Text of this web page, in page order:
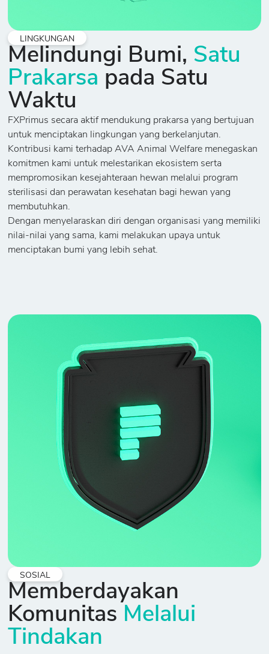
LINGKUNGAN
Melindungi Bumi, Satu
Prakarsa pada Satu
Waktu
FXPrimus secara aktif mendukung prakarsa yang bertujuan
untuk menciptakan lingkungan yang berkelanjutan.
Kontribusi kami terhadap AVA Animal Welfare menegaskan
komitmen kami untuk melestarikan ekosistem serta
mempromosikan kesejahteraan hewan melalui program
sterilisasi dan perawatan kesehatan bagi hewan yang
membutuhkan.
Dengan menyelaraskan diri dengan organisasi yang memiliki
nilai-nilai yang sama, kami melakukan upaya untuk
menciptakan bumi yang lebih sehat.
SOSIAL
Memberdayakan
Komunitas Melalui
Tindakan